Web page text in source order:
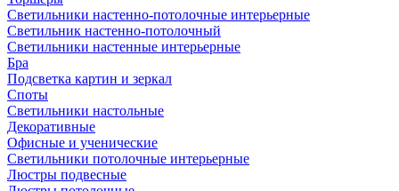
Светильники настенно-потолочные интерьерные
Светильник настенно-потолочный
Светильники настенные интерьерные
Бра
Подсветка картин и зеркал
Споты
Светильники настольные
Декоративные
Офисные и ученические
Светильники потолочные интерьерные
Люстры подвесные